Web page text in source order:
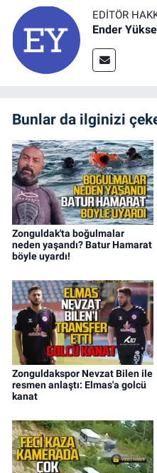
EDITÖR
Ender Yüksel
Bunlar da ilginizi
Zonguldak'ta boğulmalar
neden yaşandı? Batur Hamarat
böyle uyardı!
Zonguldakspor Nevzat Bilen ile
resmen anlaştı: Elmas'a golcü
kanat